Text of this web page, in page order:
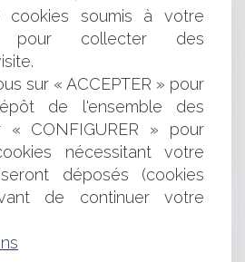
COMMERCIAL?
DISPOSITIF D'INITIATION AUX
LA MÉDECINE DU TRAVAIL:
DISPOSITIONS DU DÉCRET
TOUS RESPONSABLES
L’ARBITRAGE A-T-IL ÉTÉ
CONTRE LE RETARD DE
HUMAINS ET RÉDUCTION EN
2013
DONNÉES PERSONNELLES:
cookies soumis à votre
pour collecter des
sur « ACCEPTER » pour
de l'ensemble des
CONFIGURER » pour
nécessitant votre
déposés (cookies
de continuer votre